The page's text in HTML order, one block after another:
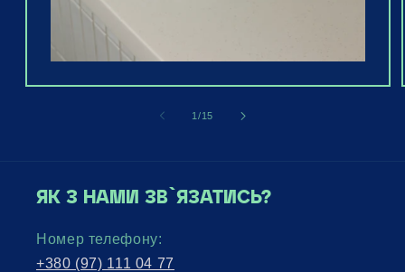
1 /of
15
ЯК З НАМИ ЗВ`ЯЗАТИСЬ?
Номер телефону:
+380 (97) 111 04 77